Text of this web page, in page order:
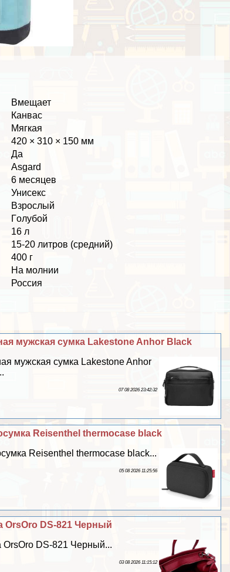
Вмещает
Канвас
Мягкая
420 × 310 × 150 мм
Да
Asgard
6 месяцев
Униceкc
Взрослый
Гoлyбой
16 л
15-20 литров (средний)
400 г
На молнии
Россия
мужская сумка Lakestone Anhor Black
мужская сумка Lakestone Anhor
07 08 2026 23:42:32
Reisenthel thermocase black
Reisenthel thermocase black...
05 08 2026 11:25:56
OrsOro DS-821 Черный
OrsOro DS-821 Черный...
03 08 2026 11:15:12